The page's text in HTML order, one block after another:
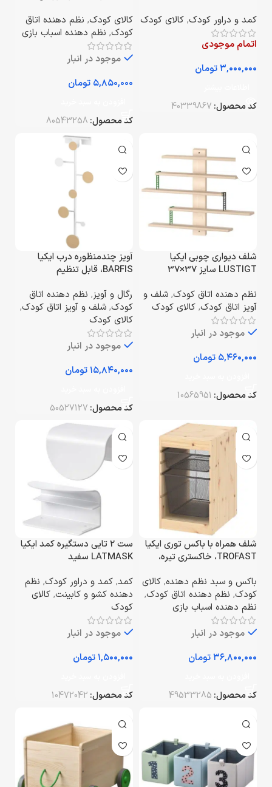
کمد و دراور کودک, کالای کودک
اتمام موجودی
تومان
کد محصول: 40339867
کالای کودک, نظم دهنده اتاق
کودک, نظم دهنده اسباب بازی
موجود در انبار
تومان
کد محصول: 80543258
شلف دیواری چوبی ایکیا
LUSTIGT سایز 37×37
نظم دهنده اتاق کودک, شلف و
آویز اتاق کودک, کالای کودک
موجود در انبار
تومان
کد محصول: 10565951
آویز چندمنظوره درب ایکیا
BARFIS، قابل تنظیم
رگال و آویز, نظم دهنده اتاق
کودک, شلف و آویز اتاق کودک,
کالای کودک
موجود در انبار
تومان
کد محصول: 50527127
شلف همراه با باکس توری ایکیا
TROFAST، خاکستری تیره،
باکس و سبد نظم دهنده, کالای
کودک, نظم دهنده اتاق کودک,
نظم دهنده اسباب بازی
موجود در انبار
تومان
کد محصول: 49533285
ست 2 تایی دستگیره کمد ایکیا
LATMASK سفید
کمد, کمد و دراور کودک, نظم
دهنده کشو و کابینت, کالای
کودک
موجود در انبار
تومان
کد محصول: 10472042